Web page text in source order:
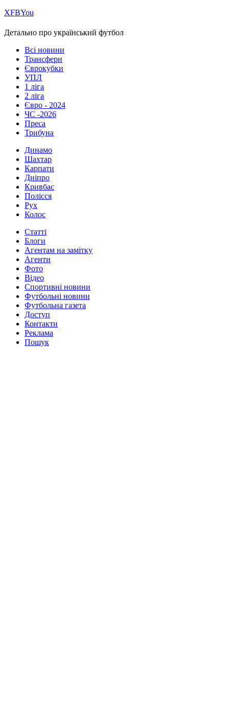
ХFBYou
Детально про український футбол
Всі новини
Трансфери
Єврокубки
УПЛ
1 ліга
2 ліга
Євро - 2024
ЧС -2026
Преса
Трибуна
Динамо
Шахтар
Карпати
Дніпро
Кривбас
Полісся
Рух
Колос
Статті
Блоги
Агентам на замітку
Агенти
Фото
Відео
Спортивні новини
Футбольні новини
Футбольна газета
Доступ
Контакти
Реклама
Пошук